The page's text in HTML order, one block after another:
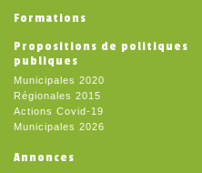
Formations
Propositions de politiques
publiques
Municipales 2020
Régionales 2015
Actions Covid-19
Municipales 2026
Annonces